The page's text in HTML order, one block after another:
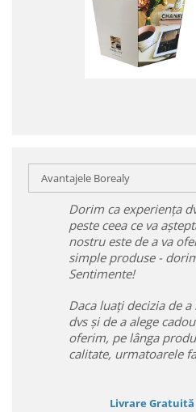
Avantajele Borealy
Dorim ca experiența
peste ceea ce va
nostru este de a va
simple produse -
Sentimente!
Daca luați decizia de
dvs și de a alege
oferim, pe lânga
calitate, urmatoarele
Livrare